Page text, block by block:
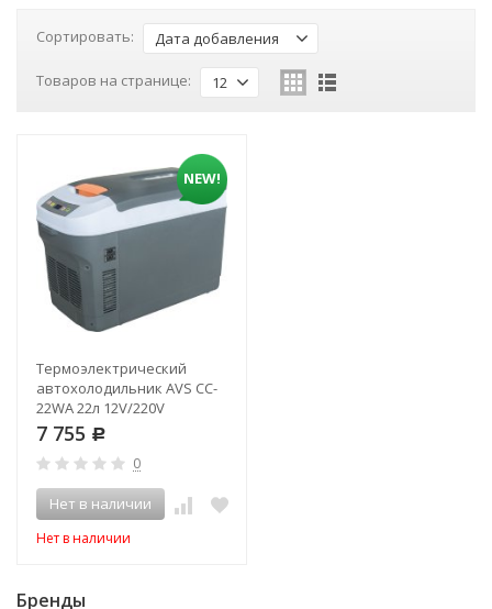
Сортировать: Дата добавления
Товаров на странице: 12
NEW!
Термоэлектрический
автохолодильник AVS CC-
22WA 22л 12V/220V
7 755 Р
0
Нет в наличии
Нет в наличии
Бренды